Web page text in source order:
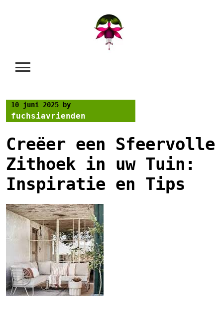
10 juni 2025 by
fuchsiavrienden
Creëer een Sfeervolle
Zithoek in uw Tuin:
Inspiratie en Tips